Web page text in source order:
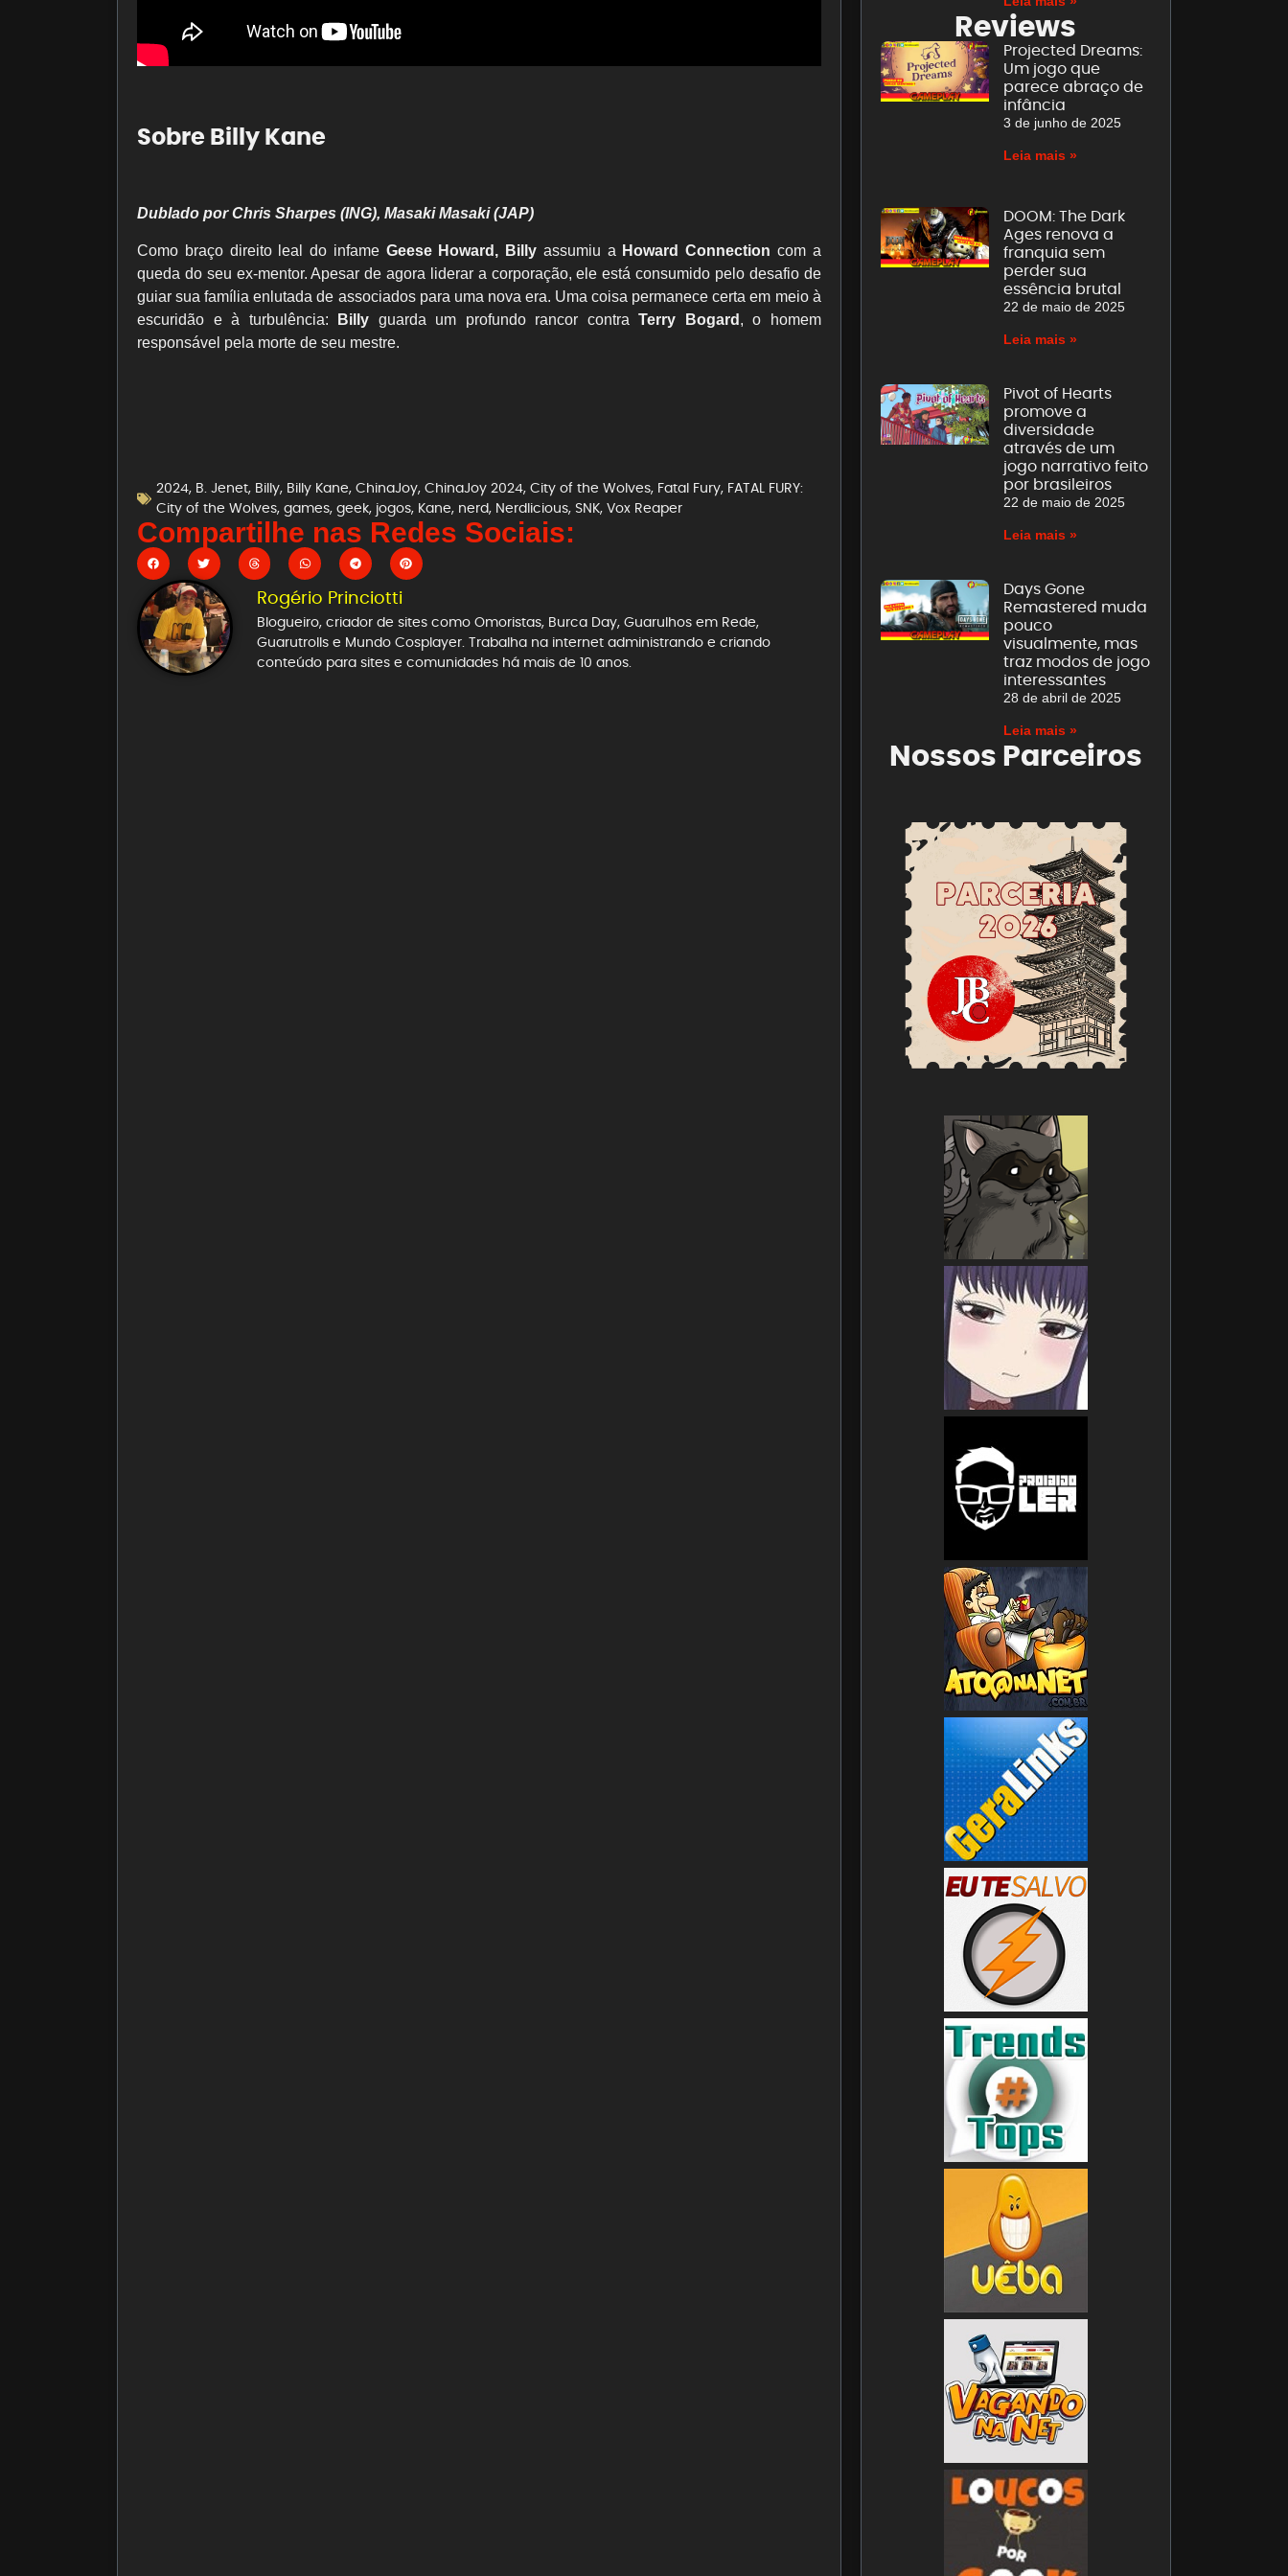
Sobre Billy Kane
Dublado por Chris Sharpes (ING), Masaki Masaki (JAP)
Como braço direito leal do infame Geese Howard, Billy assumiu a Howard Connection com a
queda do seu ex-mentor. Apesar de agora liderar a corporação, ele está consumido pelo desafio de
guiar sua família enlutada de associados para uma nova era. Uma coisa permanece certa em meio à
escuridão e à turbulência:
Billy guarda um profundo rancor contraTerry Bogard , o homem
responsável pela morte de seu mestre.
2024, B. Jenet, Billy, Billy Kane, ChinaJoy, ChinaJoy 2024, City of the Wolves, Fatal Fury, FATAL FURY:
City of the Wolves, games, geek, jogos, Kane, nerd, Nerdlicious, SNK, Vox Reaper
Compartilhe nas Redes Sociais:
Rogério Princiotti
Blogueiro, criador de sites como Omoristas, Burca Day, Guarulhos em Rede,
Guarutrolls e Mundo Cosplayer. Trabalha na internet administrando e criando
conteúdo para sites e comunidades há mais de 10 anos.
Reviews
Projected Dreams:
Um jogo que
parece abraço de
infância
3 de junho de 2025
Leia mais »
DOOM: The Dark
Ages renova a
franquia sem
perder sua
essência brutal
22 de maio de 2025
Leia mais »
Pivot of Hearts
promove a
diversidade
através de um
jogo narrativo feito
por brasileiros
22 de maio de 2025
Leia mais »
Days Gone
Remastered muda
pouco
visualmente, mas
traz modos de jogo
interessantes
28 de abril de 2025
Leia mais »
Nossos Parceiros